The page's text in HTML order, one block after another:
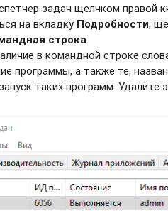
задач щелчком правой
на вкладку Подробности,
строка
в командной строке слова
программы, а также те,
таких программ. Удалите